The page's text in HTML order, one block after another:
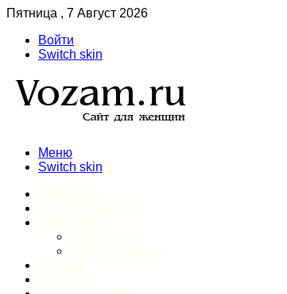
Пятница , 7 Август 2026
Войти
Switch skin
Меню
Switch skin